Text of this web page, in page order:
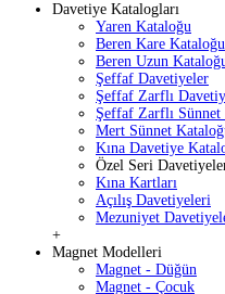
Davetiye Katalogları
Yaren Kataloğu
Beren Kare Kataloğu
Beren Uzun
Şeffaf Davetiyeler
Şeffaf Zarflı
Şeffaf Zarflı
Mert Sünnet
Kına Davetiye
Özel Seri
Kına Kartları
Açılış Davetiyeleri
Mezuniyet
+
Magnet Modelleri
Magnet - Düğün
Magnet - Çocuk